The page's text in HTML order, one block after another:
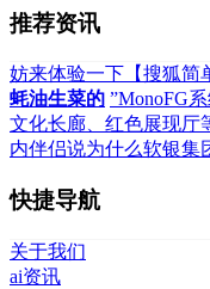
推荐资讯
妨来体验一下【搜狐简
蚝油生菜的 ”MonoFG
文化长廊、红色展现厅
内伴侣说为什么软银集
快捷导航
关于我们
ai资讯